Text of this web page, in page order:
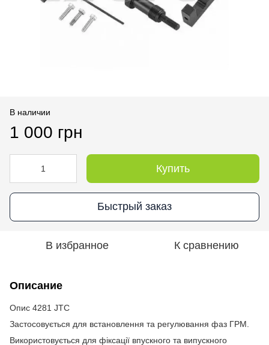
В наличии
1 000 грн
Купить
Быстрый заказ
В избранное К сравнению
Описание
Опис 4281 JTC
Застосовується для встановлення та регулювання фаз ГРМ.
Використовується для фіксації впускного та випускного